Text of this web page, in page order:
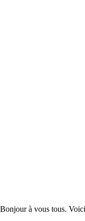
Bonjour à vous tous.